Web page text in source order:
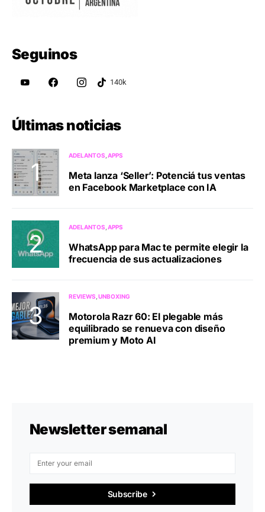
Seguinos
Últimas noticias
ADELANTOS APPS
Meta lanza ‘Seller’: Potenciá tus ventas
en Facebook Marketplace con IA
ADELANTOS APPS
WhatsApp para Mac te permite elegir la
frecuencia de sus actualizaciones
REVIEWS UNBOXING
Motorola Razr 60: El plegable más
equilibrado se renueva con diseño
premium y Moto AI
Newsletter semanal
Subscribe